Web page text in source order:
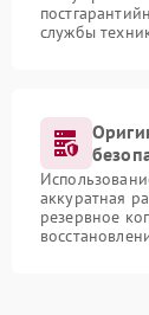
службы
аккуратная
резервное